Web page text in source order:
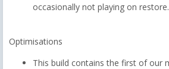
occasionally not playing on restore.
Optimisations
This build contains the first of our